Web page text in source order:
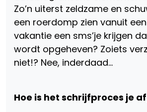
Zo’n uiterst zeldzame en
een roerdomp zien vanuit
vakantie een sms’je krijgen
wordt opgeheven? Zoiets
niet!? Nee, inderdaad…
Hoe is het schrijfproces je